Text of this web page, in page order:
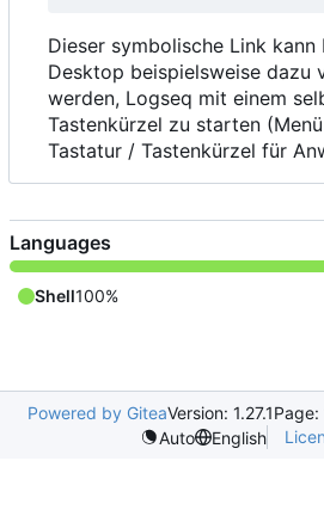
Dieser symbolische Link kann
Desktop beispielsweise dazu
werden, Logseq mit einem
Tastenkürzel zu starten
Tastatur / Tastenkürzel für
Languages
Shell100%
Powered by GiteaVersion: 1.27.1Page:
Auto
English